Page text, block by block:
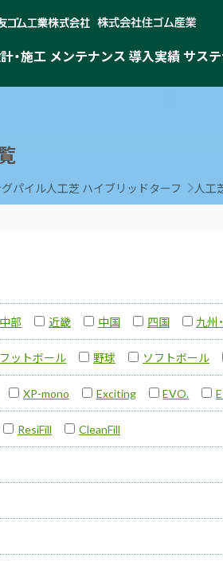
・施工 メンテナンス 導入実績 サス
パイル人工芝 ハイブリッドターフ 人工
中部 近畿 中国 四国 九州
ットボール 野球 ソフトボール
XP-mono Exciting EVO.
ResiFill CleanFill